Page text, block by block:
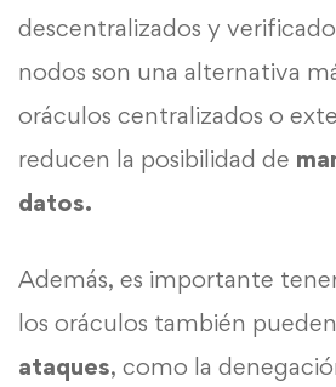
descentralizados y
nodos son una alternativa
oráculos centralizados o
reducen la posibilidad de
datos.
Además, es importante
los oráculos también
ataques, como la